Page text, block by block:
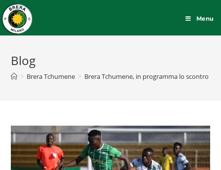
Menu
Blog
> Brera Tchumene > Brera Tchumene, in programma lo scontro